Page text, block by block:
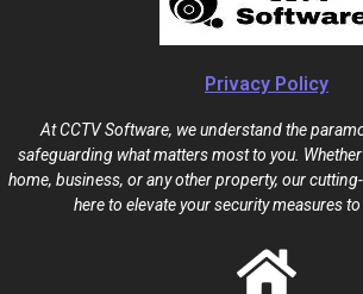
Privacy Policy
At CCTV Software, we understand the
safeguarding what matters most to you.
home, business, or any other property, our
here to elevate your security measures to